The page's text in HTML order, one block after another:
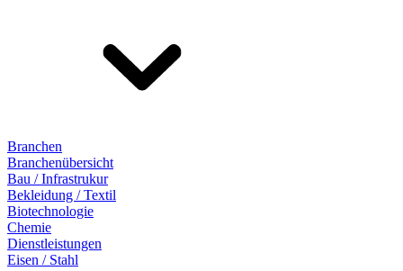
Branchen
Branchenübersicht
Bau / Infrastrukur
Bekleidung / Textil
Biotechnologie
Chemie
Dienstleistungen
Eisen / Stahl